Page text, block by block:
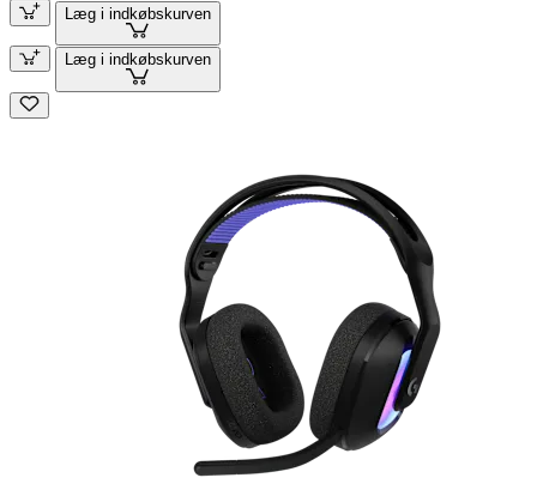
Læg i indkøbskurven
Læg i indkøbskurven